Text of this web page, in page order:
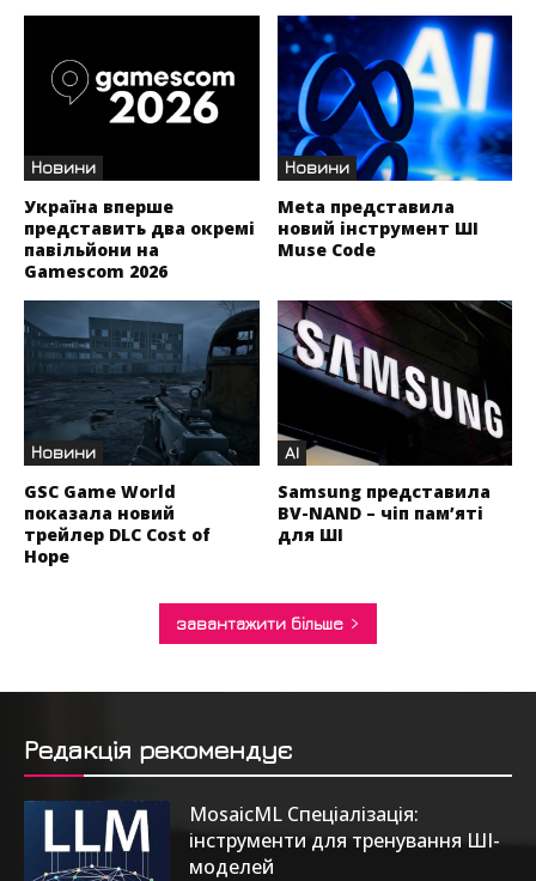
Новини
Україна вперше
представить два окремі
павільйони на
Gamescom 2026
Новини
Meta представила
новий інструмент ШІ
Muse Code
Новини
GSC Game World
показала новий
трейлер DLC Cost of
Hope
AI
Samsung представила
BV-NAND – чіп пам’яті
для ШІ
завантажити більше
Редакція рекомендує
MosaicML Спеціалізація:
інструменти для тренування ШІ-
моделей